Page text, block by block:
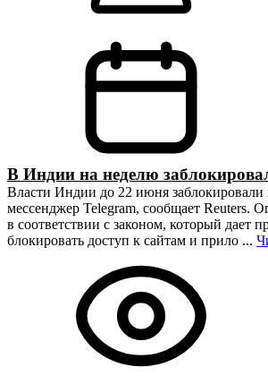
В Индии на неделю
Власти Индии до 22 июня заблокировали
мессенджер Telegram, сообщает Reuters.
в соответствии с законом, который дает
блокировать доступ к сайтам и прило ...